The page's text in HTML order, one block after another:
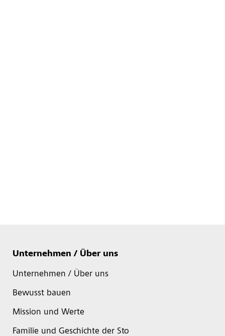
Unternehmen / Über uns
Unternehmen / Über uns
Bewusst bauen
Mission und Werte
Familie und Geschichte der Sto